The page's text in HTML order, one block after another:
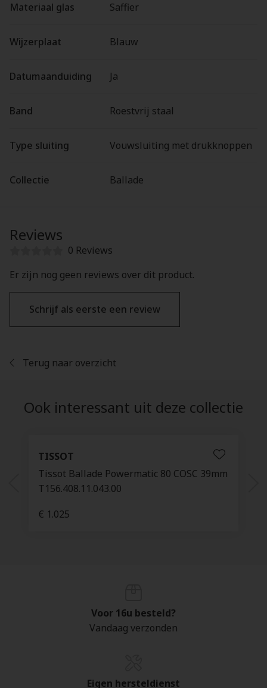
Materiaal glas Saffier
Wijzerplaat Blauw
Datumaanduiding Ja
Band Roestvrij staal
Type sluiting Vouwsluiting met drukknoppen
Collectie Ballade
Reviews
0 Reviews
Er zijn nog geen reviews over dit product.
Schrijf als eerste een review
Terug naar overzicht
Ook interessant uit deze collectie
TISSOT
Tissot Ballade Powermatic 80 COSC 39mm
T156.408.11.043.00
€ 1.025
Voor 16u besteld?
Vandaag verzonden
Eigen hersteldienst